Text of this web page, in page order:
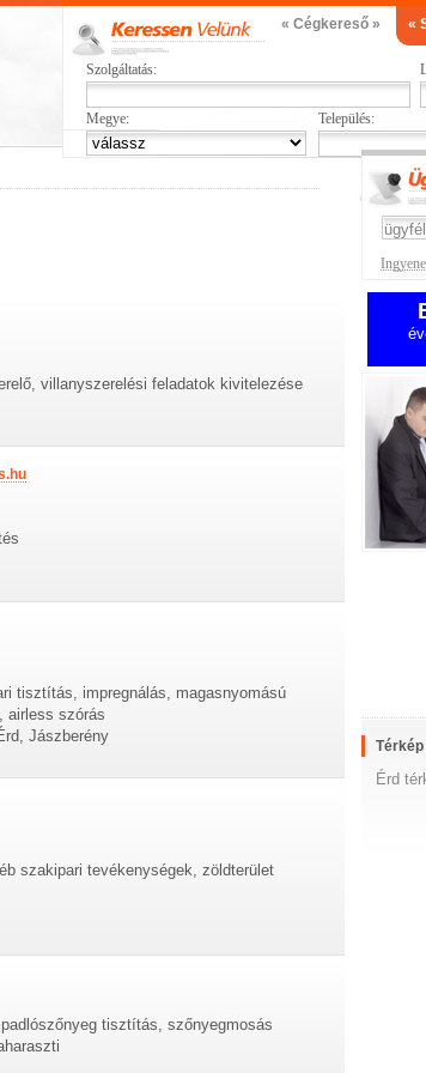
« Cégkereső » «
Szolgáltatás:
Megye: Település:
villanyszerelési feladatok kivitelezése
tisztítás, impregnálás, magasnyomású
airless szórás
Jászberény
szakipari tevékenységek, zöldterület
tisztítás, szőnyegmosás
Térkép
Érd